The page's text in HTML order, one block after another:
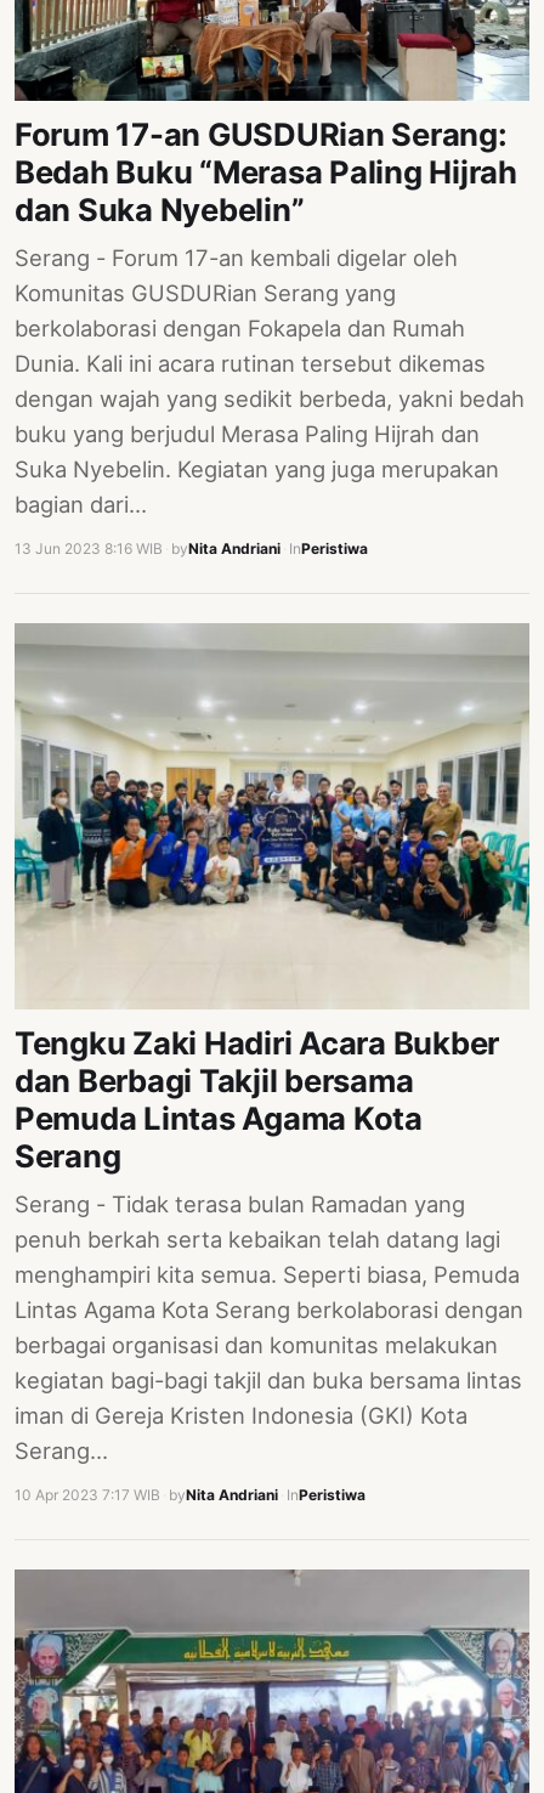
Forum 17-an GUSDURian Serang:
Bedah Buku “Merasa Paling Hijrah
dan Suka Nyebelin”
Serang - Forum 17-an kembali digelar oleh
Komunitas GUSDURian Serang yang
berkolaborasi dengan Fokapela dan Rumah
Dunia. Kali ini acara rutinan tersebut dikemas
dengan wajah yang sedikit berbeda, yakni bedah
buku yang berjudul Merasa Paling Hijrah dan
Suka Nyebelin. Kegiatan yang juga merupakan
bagian dari…
13 Jun 2023 8:16 WIB byNita Andriani InPeristiwa
Tengku Zaki Hadiri Acara Bukber
dan Berbagi Takjil bersama
Pemuda Lintas Agama Kota
Serang
Serang - Tidak terasa bulan Ramadan yang
penuh berkah serta kebaikan telah datang lagi
menghampiri kita semua. Seperti biasa, Pemuda
Lintas Agama Kota Serang berkolaborasi dengan
berbagai organisasi dan komunitas melakukan
kegiatan bagi-bagi takjil dan buka bersama lintas
iman di Gereja Kristen Indonesia (GKI) Kota
Serang…
10 Apr 2023 7:17 WIB byNita Andriani InPeristiwa